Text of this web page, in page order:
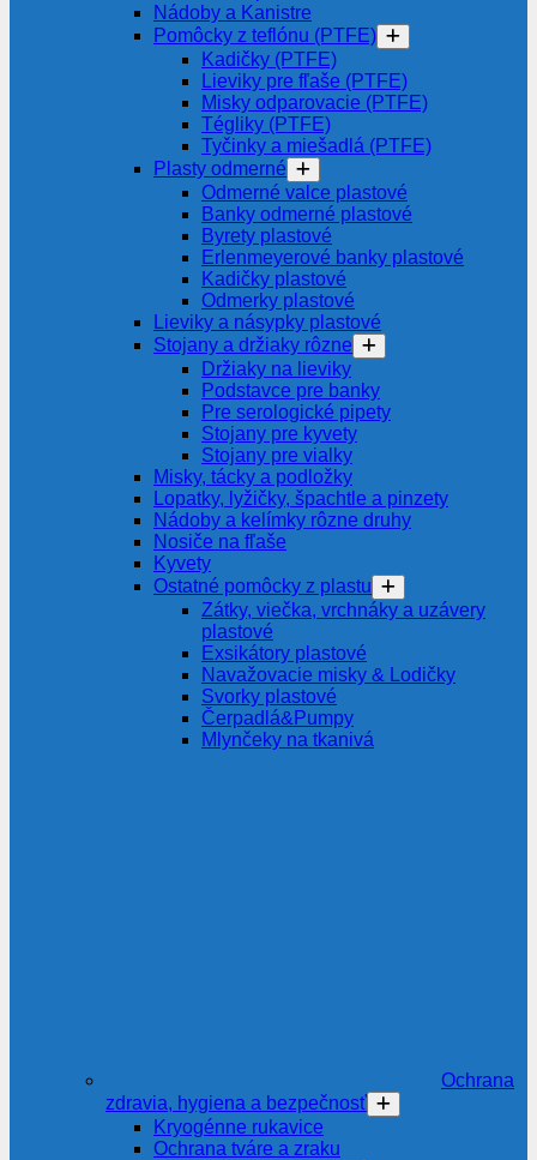
Nádoby a Kanistre
Pomôcky z teflónu (PTFE)
Kadičky (PTFE)
Lieviky pre fľaše (PTFE)
Misky odparovacie (PTFE)
Tégliky (PTFE)
Tyčinky a miešadlá (PTFE)
Plasty odmerné
Odmerné valce plastové
Banky odmerné plastové
Byrety plastové
Erlenmeyerové banky plastové
Kadičky plastové
Odmerky plastové
Lieviky a násypky plastové
Stojany a držiaky rôzne
Držiaky na lieviky
Podstavce pre banky
Pre serologické pipety
Stojany pre kyvety
Stojany pre vialky
Misky, tácky a podložky
Lopatky, lyžičky, špachtle a pinzety
Nádoby a kelímky rôzne druhy
Nosiče na fľaše
Kyvety
Ostatné pomôcky z plastu
Zátky, viečka, vrchnáky a uzávery
plastové
Exsikátory plastové
Navažovacie misky & Lodičky
Svorky plastové
Čerpadlá&Pumpy
Mlynčeky na tkanivá
Ochrana
zdravia, hygiena a bezpečnosť
Kryogénne rukavice
Ochrana tváre a zraku